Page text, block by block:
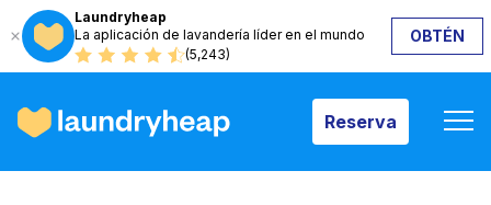
Laundryheap
La aplicación de lavandería líder en el mundo
(5,243)
OBTÉN
Reserva
Reserva
Cómo funciona